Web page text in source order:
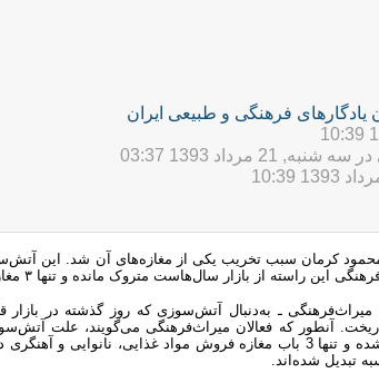
یادگارهای فرهنگی و طبيعی ایران
21 مرداد 1393 03:37
کرمان سبب تخریب یکی از مغازه‌های آن شد. این
از بازار سال‌هاست متروک مانده و تنها ۳ مغازه در آن فعالیت می‌کنند.
ـ به‌دنبال آتش‌سوزی که روز گذشته در بازار
ریخت. آنطور که فعالان میراث‌فرهنگی می‌گویند، علت
محمود خان سال‌هاست متروک شده و تنها 3 باب مغازه فروش مواد
تبدیل شده‌اند.